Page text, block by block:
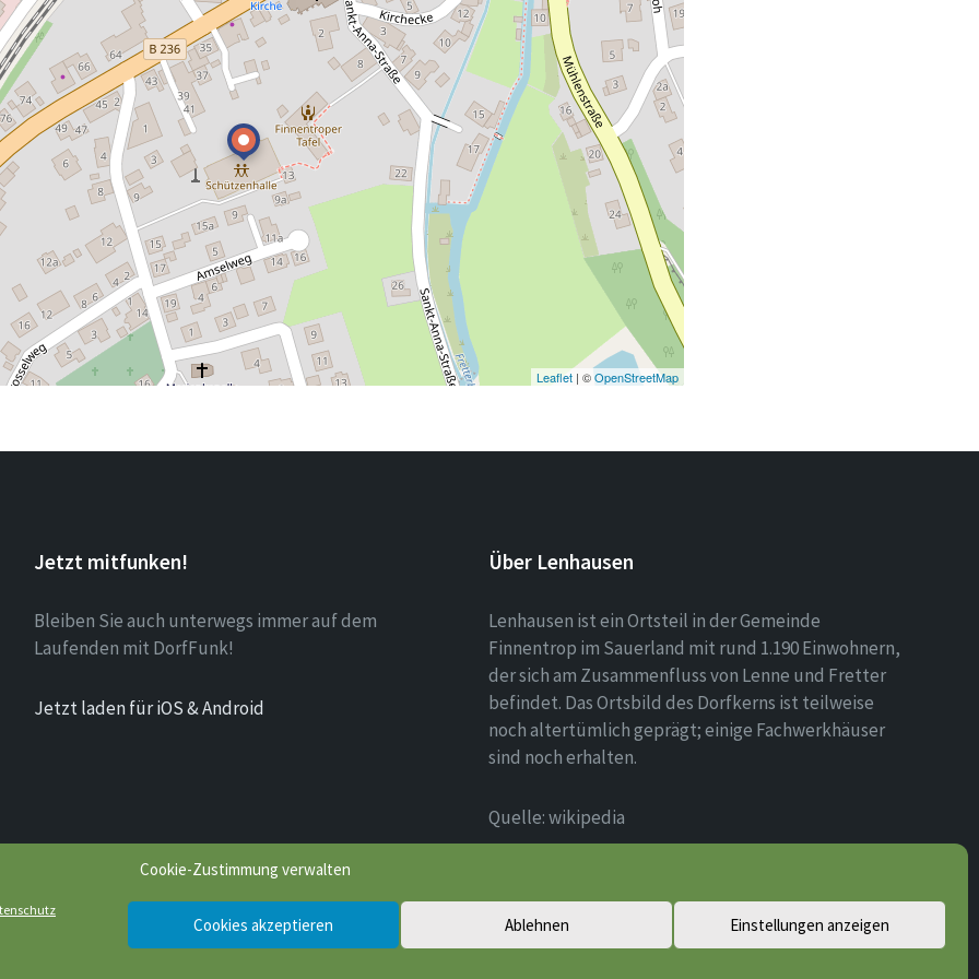
Cookie-Zustimmung verwalten
Cookies akzeptieren Ablehnen Einstellungen anzeigen
Leaflet| ©OpenStreetMap
Jetzt mitfunken!
Bleiben Sie auch unterwegs immer auf dem
Laufenden mit DorfFunk!
Jetzt laden für iOS & Android
Über Lenhausen
Lenhausen ist ein Ortsteil in der Gemeinde
Finnentrop im Sauerland mit rund 1.190 Einwohnern,
der sich am Zusammenfluss von Lenne und Fretter
befindet. Das Ortsbild des Dorfkerns ist teilweise
noch altertümlich geprägt; einige Fachwerkhäuser
sind noch erhalten.
Quelle: wikipedia